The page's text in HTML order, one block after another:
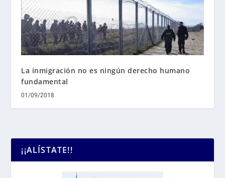
La inmigración no es ningún derecho humano
fundamental
01/09/2018
¡¡ALÍSTATE!!